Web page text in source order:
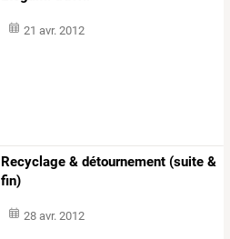
21 avr. 2012
Recyclage & détournement (suite &
fin)
28 avr. 2012